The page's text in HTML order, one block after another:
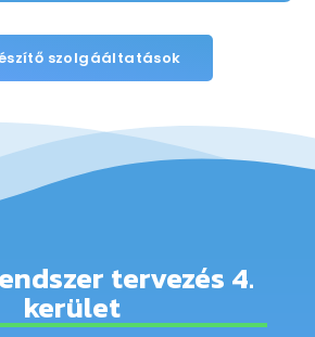
szolgááltatások
tervezés 4.
kerület